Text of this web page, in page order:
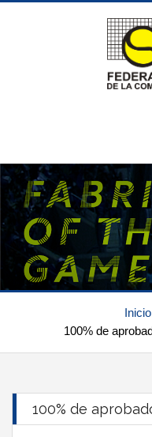
Inicio
100% de
100% de